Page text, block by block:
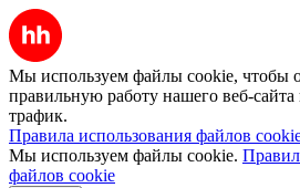
Мы используем файлы cookie, чтобы
правильную работу нашего веб-сайта
трафик.
Правила использования файлов
Мы используем файлы cookie.
файлов cookie